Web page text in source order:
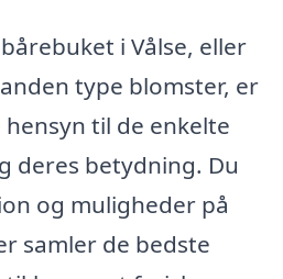
i Vålse, eller
type blomster, er
til de enkelte
deres betydning. Du
og muligheder på
samler de bedste